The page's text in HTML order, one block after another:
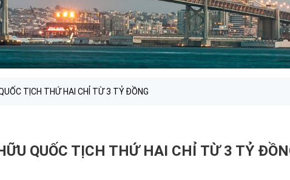
TỊCH THỨ HAI CHỈ TỪ 3 TỶ ĐỒNG
QUỐC TỊCH THỨ HAI CHỈ TỪ 3 TỶ